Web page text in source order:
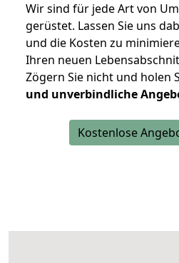
Wir sind für jede Art von
gerüstet. Lassen Sie uns
und die Kosten zu
Ihren neuen
Zögern Sie nicht und holen
und unverbindliche
Kostenlose